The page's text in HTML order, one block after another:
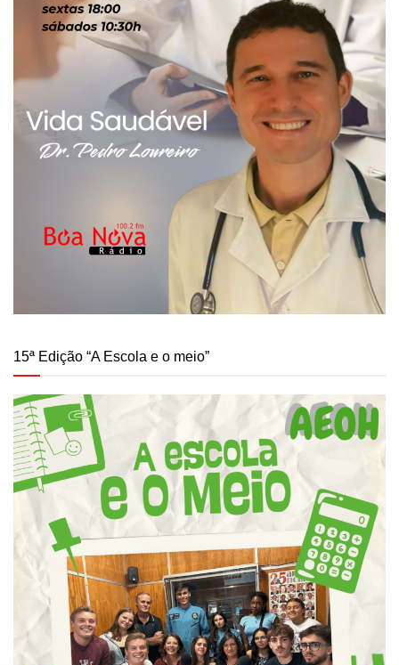
15ª Edição “A Escola e o meio”